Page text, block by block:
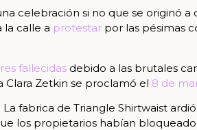
celebración si no que se originó a
la calle a protestar por las pésimas
fallecidas debido a las brutales
Clara Zetkin se proclamó el 8 de
La fabrica de Triangle Shirtwaist
los propietarios habían